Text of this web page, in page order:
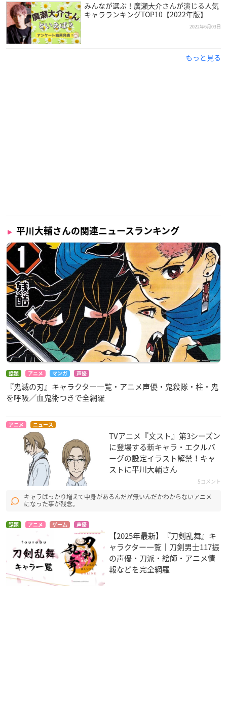
昔は保育士になりたかったそうですが、「アニメのキャラクタ
ーを演じればもっと多くの子供を楽しませられる」と考え、声
優への道を選ぶことにした平川さん。
演じる役柄は大人の男性役を中心に、優しいお兄さんからヘタ
みんなが選ぶ！廣瀬大介さんが演じる人気
キャラランキングTOP10【2022年版】
2022年6月03日
もっと見る
平川大輔さんの関連ニュースランキング
話題 アニメ マンガ 声優
『鬼滅の刃』キャラクター一覧・アニメ声優・鬼殺隊・柱・鬼
を呼吸／血鬼術つきで全網羅
アニメ ニュース
TVアニメ『文スト』第3シーズン
に登場する新キャラ・エクルバ
ーグの設定イラスト解禁！キャ
ストに平川大輔さん
5コメント
キャラばっかり増えて中身があるんだが無いんだかわからないアニメ
になった事が残念。
話題 アニメ ゲーム 声優
【2025年最新】『刀剣乱舞』キ
ャラクター一覧｜刀剣男士117振
の声優・刀派・絵師・アニメ情
報などを完全網羅